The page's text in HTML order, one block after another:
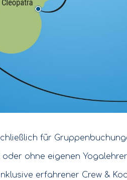
für
ohne eigenen Yogalehrer
erfahrener Crew &